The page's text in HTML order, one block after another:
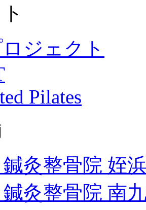
ジェクト
Pilates
灸整骨院 姪
灸整骨院 南